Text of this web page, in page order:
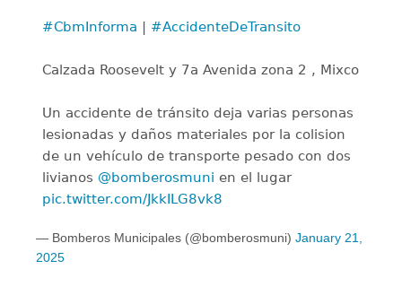
#CbmInforma | #AccidenteDeTransito
Calzada Roosevelt y 7a Avenida zona 2 , Mixco
Un accidente de tránsito deja varias personas
lesionadas y daños materiales por la colision
de un vehículo de transporte pesado con dos
livianos @bomberosmuni en el lugar
pic.twitter.com/JkkILG8vk8
— Bomberos Municipales (@bomberosmuni) January 21,
2025